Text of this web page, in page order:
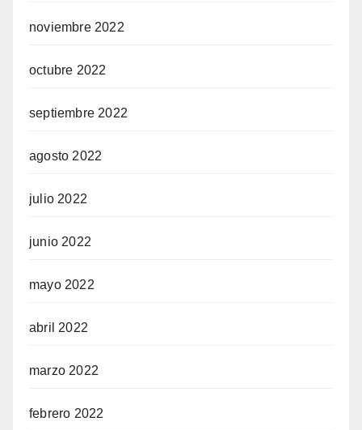
noviembre 2022
octubre 2022
septiembre 2022
agosto 2022
julio 2022
junio 2022
mayo 2022
abril 2022
marzo 2022
febrero 2022